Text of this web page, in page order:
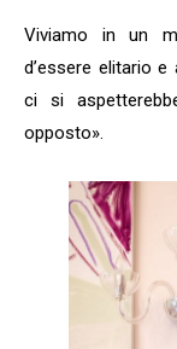
Viviamo in un
d’essere elitario
ci si
opposto».